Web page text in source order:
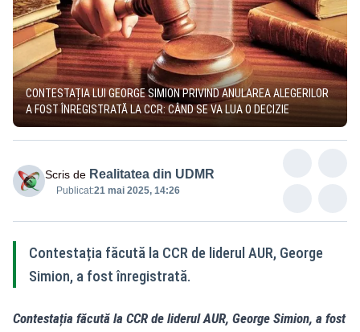
CONTESTAȚIA LUI GEORGE SIMION PRIVIND ANULAREA ALEGERILOR
A FOST ÎNREGISTRATĂ LA CCR: CÂND SE VA LUA O DECIZIE
Scris de Realitatea din UDMR
Publicat:21 mai 2025, 14:26
Contestația făcută la CCR de liderul AUR, George
Simion, a fost înregistrată.
Contestația făcută la CCR de liderul AUR, George Simion, a fost